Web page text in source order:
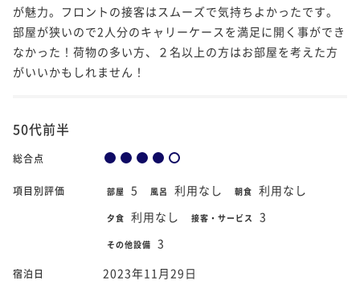
が魅力。フロントの接客はスムーズで気持ちよかったです。
部屋が狭いので2人分のキャリーケースを満足に開く事ができ
なかった！荷物の多い方、２名以上の方はお部屋を考えた方
がいいかもしれません！
50代前半
総合点
項目別評価 部屋 5 風呂 利用なし 朝食 利用なし
夕食 利用なし 接客・サービス 3
その他設備 3
宿泊日 2023年11月29日